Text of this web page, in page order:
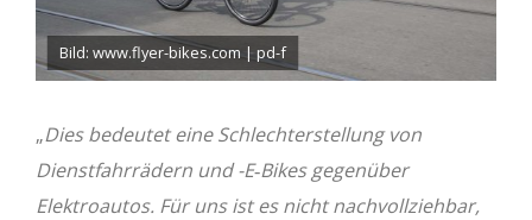
Bild: www.flyer-bikes.com | pd-f
„Dies bedeutet eine Schlechterstellung von
Dienstfahrrädern und -E‐Bikes gegenüber
Elektroautos. Für uns ist es nicht nachvollziehbar,